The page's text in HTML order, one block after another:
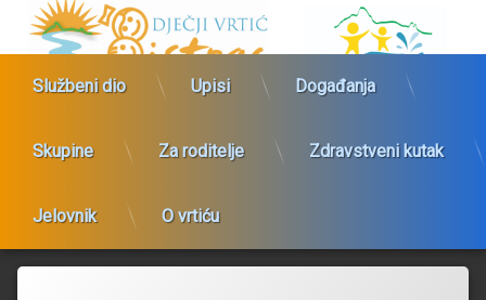
Preskoči
sadržaj
Dječji vrtić
Službeni dio Upisi Događanja
Skupine Za roditelje Zdravstveni kutak
Jelovnik O vrtiću